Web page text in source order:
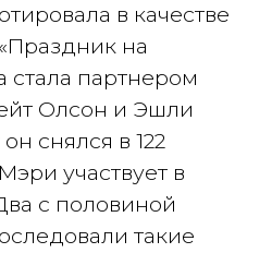
в качестве
на
стала партнером
Олсон и Эшли
снялся в 122
участвует в
с половиной
такие